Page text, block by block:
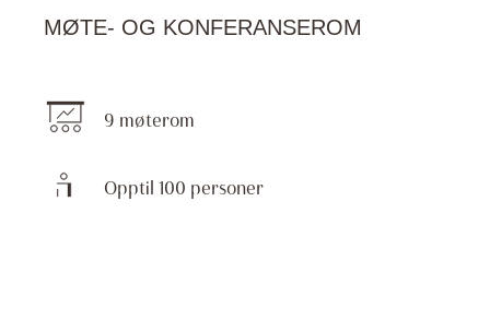
MØTE- OG KONFERANSEROM
9 møterom
Opptil 100 personer